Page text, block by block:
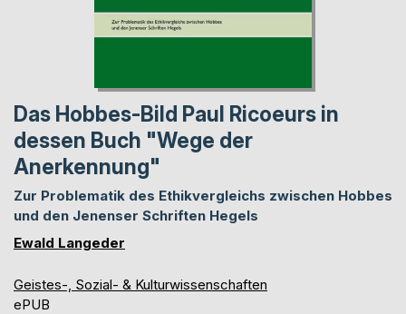
Das Hobbes-Bild Paul Ricoeurs in
dessen Buch "Wege der
Anerkennung"
Zur Problematik des Ethikvergleichs zwischen Hobbes
und den Jenenser Schriften Hegels
Ewald Langeder
Geistes-, Sozial- & Kulturwissenschaften
ePUB